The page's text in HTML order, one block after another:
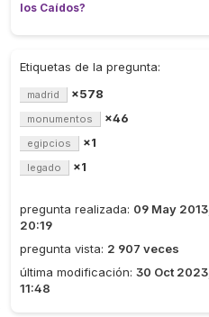
los Caídos?
Etiquetas de la pregunta:
madrid ×578
monumentos ×46
egipcios ×1
legado ×1
pregunta realizada: 09 May 2013,
20:19
pregunta vista: 2 907 veces
última modificación: 30 Oct 2023,
11:48